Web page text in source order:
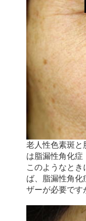
老人性色素斑と
は脂漏性角化症
このようなと
ば、脂漏性角
ザーが必要です